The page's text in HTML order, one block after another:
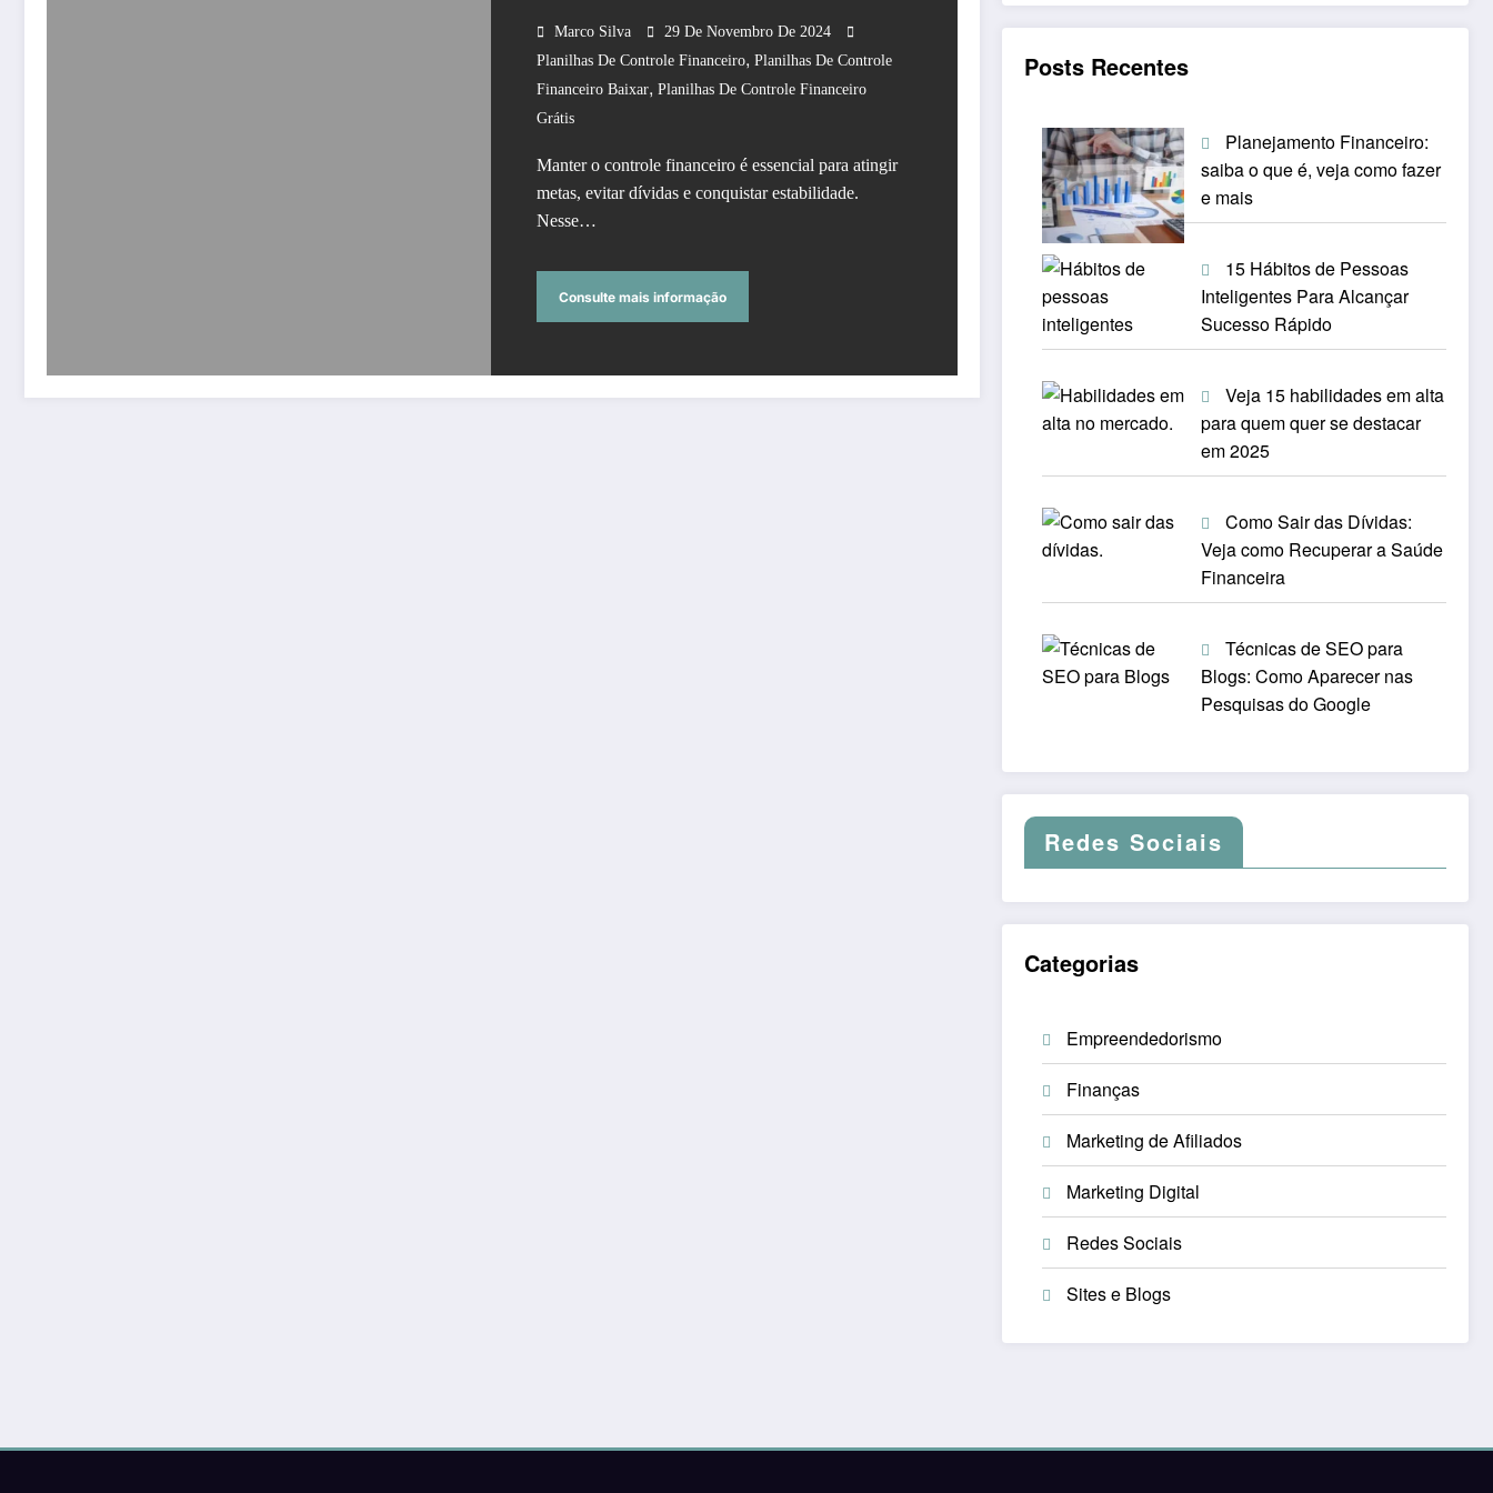
Marco Silva
29 De Novembro De 2024
Planilhas De Controle Financeiro, Planilhas De Controle
Financeiro Baixar, Planilhas De Controle Financeiro
Grátis
Manter o controle financeiro é essencial para atingir
metas, evitar dívidas e conquistar estabilidade.
Nesse…
Consulte mais informação
Posts Recentes
Planejamento Financeiro:
saiba o que é, veja como fazer
e mais
15 Hábitos de Pessoas
Inteligentes Para Alcançar
Sucesso Rápido
Veja 15 habilidades em alta
para quem quer se destacar
em 2025
Como Sair das Dívidas:
Veja como Recuperar a Saúde
Financeira
Técnicas de SEO para
Blogs: Como Aparecer nas
Pesquisas do Google
Redes Sociais
Categorias
Empreendedorismo
Finanças
Marketing de Afiliados
Marketing Digital
Redes Sociais
Sites e Blogs